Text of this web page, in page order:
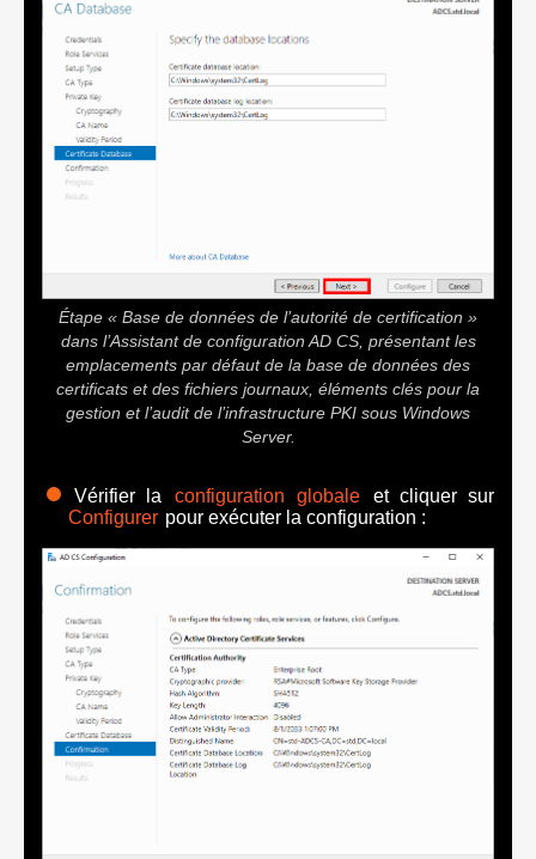
Étape « Base de données de l’autorité de certification »
dans l’Assistant de configuration AD CS, présentant les
emplacements par défaut de la base de données des
certificats et des fichiers journaux, éléments clés pour la
gestion et l’audit de l’infrastructure PKI sous Windows
Server.
Vérifier la configuration globale
et cliquer sur
Configurer pour exécuter la configuration :